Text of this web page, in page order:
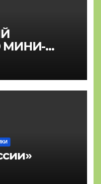
МИНИ-